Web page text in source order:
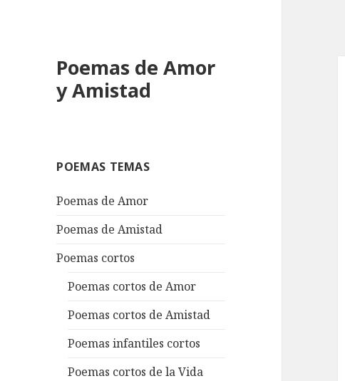
Poemas de Amor
y Amistad
POEMAS TEMAS
Poemas de Amor
Poemas de Amistad
Poemas cortos
Poemas cortos de Amor
Poemas cortos de Amistad
Poemas infantiles cortos
Poemas cortos de la Vida